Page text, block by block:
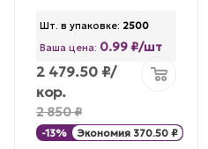
Шт. в упаковке: 2500
Ваша цена: 0.99 ₽/шт
2 479.50 ₽/
кор.
2 850₽
-13% Экономия 370.50 ₽